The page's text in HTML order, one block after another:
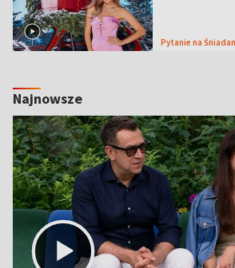
Pytanie na
Najnowsze